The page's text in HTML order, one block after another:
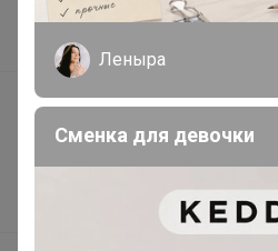
Наша команда
В наличии
Подарочные сертификаты
Реклама на сайте
Поставщикам
Леныра
Сменка для девочки